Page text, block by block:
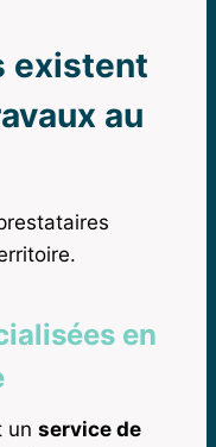
existent
au
en
un service de